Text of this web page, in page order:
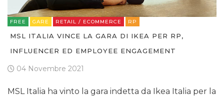
FREE GARE RETAIL / ECOMMERCE RP
MSL ITALIA VINCE LA GARA DI IKEA PER RP,
INFLUENCER ED EMPLOYEE ENGAGEMENT
04 Novembre 2021
MSL Italia ha vinto la gara indetta da Ikea Italia per la